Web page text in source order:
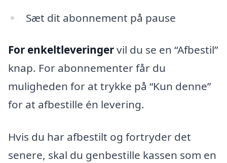
Sæt dit abonnement på pause
For enkeltleveringervil du se en “Afbestil”
knap. For abonnementer får du
muligheden for at trykke på “Kun denne”
for at afbestille én levering.
Hvis du har afbestilt og fortryder det
senere, skal du genbestille kassen som en